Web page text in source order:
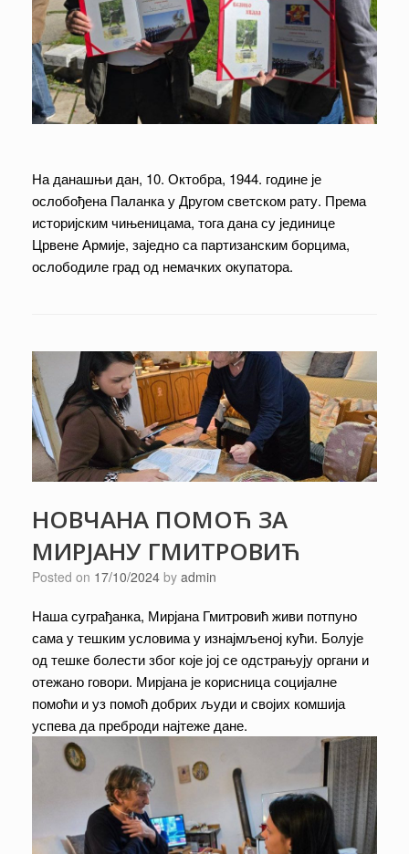
На данашњи дан, 10. Октобра, 1944. године је
ослобођена Паланка у Другом светском рату. Према
историјским чињеницама, тога дана су јединице
Црвене Армије, заједно са партизанским борцима,
ослободиле град од немачких окупатора.
НОВЧАНА ПОМОЋ ЗА
МИРЈАНУ ГМИТРОВИЋ
Posted on 17/10/2024 by admin
Наша суграђанка, Мирјана Гмитровић живи потпуно
сама у тешким условима у изнајмљеној кући. Болује
од тешке болести због које јој се одстрањују органи и
отежано говори. Мирјана је корисница социјалне
помоћи и уз помоћ добрих људи и својих комшија
успева да преброди најтеже дане.